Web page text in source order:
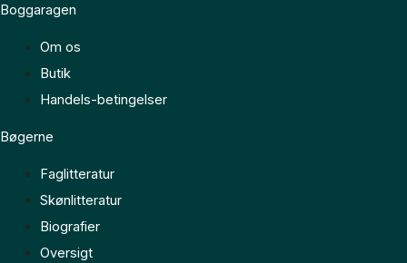
Boggaragen
Om os
Butik
Handels-betingelser
Bøgerne
Faglitteratur
Skønlitteratur
Biografier
Oversigt